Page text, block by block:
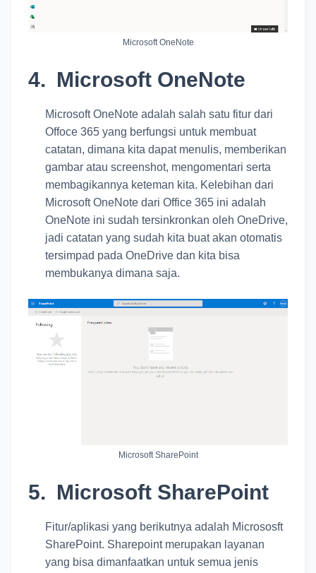
Microsoft OneNote
4. Microsoft OneNote
Microsoft OneNote adalah salah satu fitur dari
Offoce 365 yang berfungsi untuk membuat
catatan, dimana kita dapat menulis, memberikan
gambar atau screenshot, mengomentari serta
membagikannya keteman kita. Kelebihan dari
Microsoft OneNote dari Office 365 ini adalah
OneNote ini sudah tersinkronkan oleh OneDrive,
jadi catatan yang sudah kita buat akan otomatis
tersimpad pada OneDrive dan kita bisa
membukanya dimana saja.
Microsoft SharePoint
5. Microsoft SharePoint
Fitur/aplikasi yang berikutnya adalah Micrososft
SharePoint. Sharepoint merupakan layanan
yang bisa dimanfaatkan untuk semua jenis